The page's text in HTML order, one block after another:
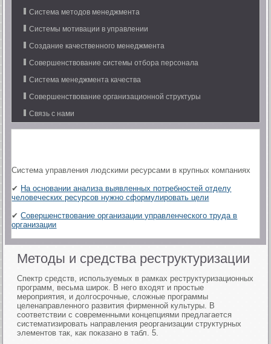
Система методов менеджмента
Системы мотивации в управлении
Создание качественного менеджмента
Совершенствование системы отбора персонала
Система менеджмента качества
Совершенствование организационной структуры
Связь с нами
Система управления людскими ресурсами в крупных компаниях
✔ На основании анализа выявленных потребностей отделу
человеческих ресурсов нужно сформулировать цели
✔Совершенствование организации управленческого труда в
организации
Методы и средства реструктуризации
Спектр средств, используемых в рамках реструктуризационных
программ, весьма широк. В него входят и простые
мероприятия, и долгосрочные, сложные программы
целенаправленного развития фирменной культуры. В
соответствии с современными концепциями предлагается
систематизировать направления реорганизации структурных
элементов так, как показано в табл. 5.